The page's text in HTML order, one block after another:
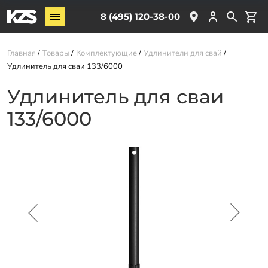
8 (495) 120-38-00
Винтовые сваи
ЖБ сваи
Обвязка свай
Услуги
Контакты
Главная Товары Комплектующие
Удлинители для свай
Удлинитель для сваи 133/6000
Удлинитель для сваи
133/6000